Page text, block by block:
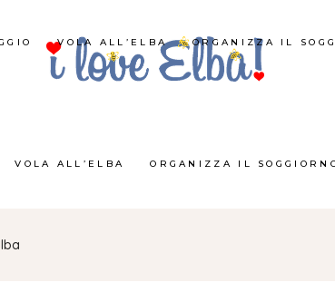
VOLA ALL’ELBA ORGANIZZA IL
VOLA ALL’ELBA ORGANIZZA IL